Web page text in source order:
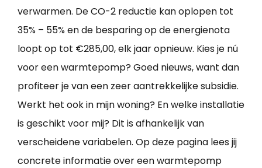
verwarmen. De CO-2 reductie kan oplopen tot
35% – 55% en de besparing op de energienota
loopt op tot €285,00, elk jaar opnieuw. Kies je nú
voor een warmtepomp? Goed nieuws, want dan
profiteer je van een zeer aantrekkelijke subsidie.
Werkt het ook in mijn woning? En welke installatie
is geschikt voor mij? Dit is afhankelijk van
verscheidene variabelen. Op deze pagina lees jij
concrete informatie over een warmtepomp